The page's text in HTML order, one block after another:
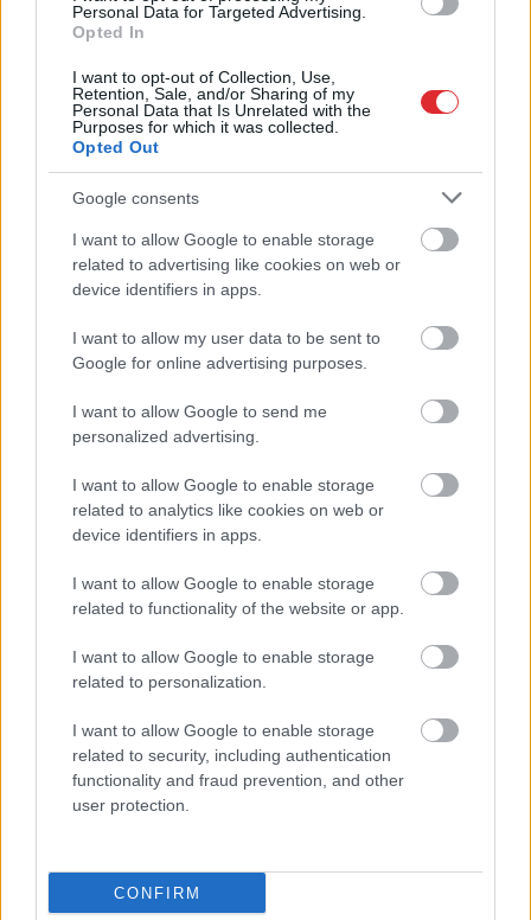
Personal Data for Targeted Advertising.
Opted In
I want to opt-out of Collection, Use,
Retention, Sale, and/or Sharing of my
Personal Data that Is Unrelated with the
Purposes for which it was collected.
Opted Out
Google consents
I want to allow Google to enable storage
related to advertising like cookies on web or
device identifiers in apps.
I want to allow my user data to be sent to
Google for online advertising purposes.
I want to allow Google to send me
personalized advertising.
I want to allow Google to enable storage
related to analytics like cookies on web or
device identifiers in apps.
I want to allow Google to enable storage
related to functionality of the website or app.
I want to allow Google to enable storage
related to personalization.
I want to allow Google to enable storage
related to security, including authentication
functionality and fraud prevention, and other
user protection.
CONFIRM
“Pirmoreizi ko tādu
redzu.” Pircēji sajūsmā par
veikalā novēroto
jaunieviesumu
“Viņi tos mīl!” Slaidiņš
Krievijas situāciju
frontē
Aršo zodiaka zīmju
nestrīdēties: viņi
Atcelt Ziņot